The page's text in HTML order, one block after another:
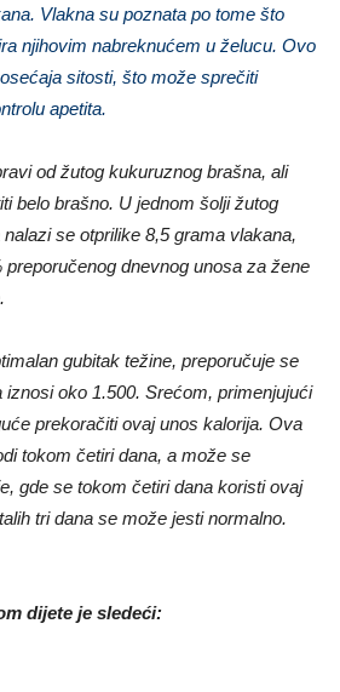
Vlakna su poznata po tome što
njihovim nabreknućem u želucu. Ovo
sitosti, što može sprečiti
apetita.
od žutog kukuruznog brašna, ali
belo brašno. U jednom šolji žutog
se otprilike 8,5 grama vlakana,
preporučenog dnevnog unosa za žene
gubitak težine, preporučuje se
iznosi oko 1.500. Srećom, primenjujući
prekoračiti ovaj unos kalorija. Ova
tokom četiri dana, a može se
gde se tokom četiri dana koristi ovaj
tri dana se može jesti normalno.
dijete je sledeći: